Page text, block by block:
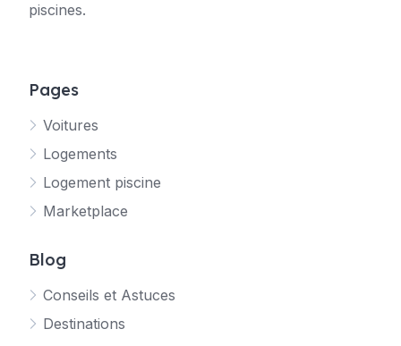
piscines.
Pages
Voitures
Logements
Logement piscine
Marketplace
Blog
Conseils et Astuces
Destinations